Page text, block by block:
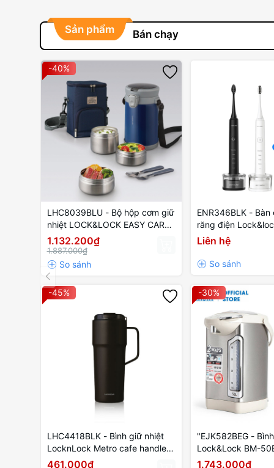
Sản phẩm Bán chạy
-40%
LHC8039BLU - Bộ hộp cơm giữ
nhiệt LOCK&LOCK EASY CARRY
2.0L, 720ml*1, 420ml*2, bộ
muỗng và nĩa*1, túi đựng*1 -
Màu xanh
1.132.200₫
1.887.000₫
ENR346BLK - Bàn
răng điện
Trọng lượng 235g,
dây - màu đen
Liên hệ
-45%
LHC4418BLK - Bình giữ nhiệt
LocknLock Metro cafe handle
750ml - Màu đen
461.000₫
-30%
"EJK582BEG -
Lock&Lock BM-
nguồn điện 220V-
1.743.000₫